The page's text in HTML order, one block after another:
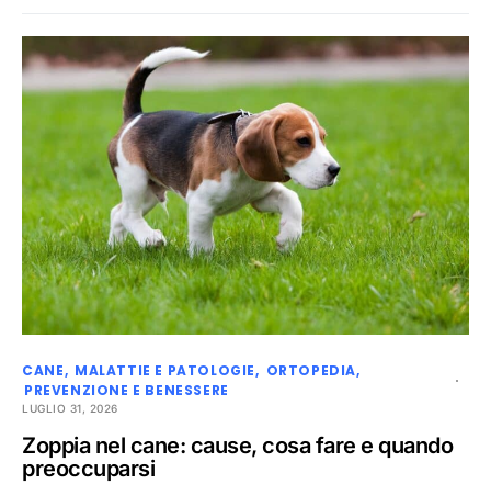
CANE MALATTIE E PATOLOGIE
ORTOPEDIA
PREVENZIONE E BENESSERE
LUGLIO 31, 2026
Zoppia nel cane: cause, cosa fare e quando
preoccuparsi